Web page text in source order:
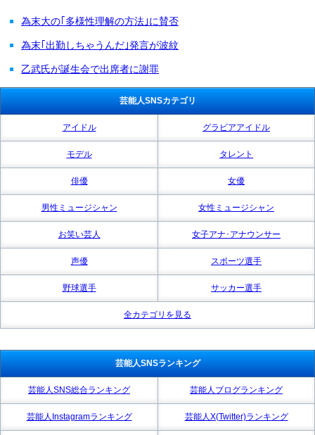
為末大の｢多様性理解の方法｣に賛否
為末｢出勤しちゃうんだ｣発言が波紋
乙武氏が誕生会で出席者に謝罪
芸能人SNSカテゴリ
アイドル グラビアアイドル
モデル タレント
俳優 女優
男性ミュージシャン 女性ミュージシャン
お笑い芸人 女子アナ･アナウンサー
声優 スポーツ選手
野球選手 サッカー選手
全カテゴリを見る
芸能人SNSランキング
芸能人SNS総合ランキング 芸能人ブログランキング
芸能人Instagramランキング 芸能人X(Twitter)ランキング